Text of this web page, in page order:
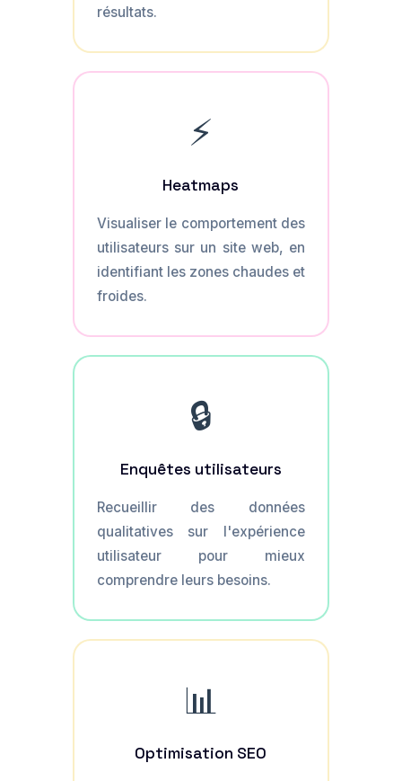
résultats.
⚡
Heatmaps
Visualiser le comportement des
utilisateurs sur un site web, en
identifiant les zones chaudes et
froides.
🔒
Enquêtes utilisateurs
Recueillir des données
qualitatives sur l'expérience
utilisateur pour mieux
comprendre leurs besoins.
📊
Optimisation SEO